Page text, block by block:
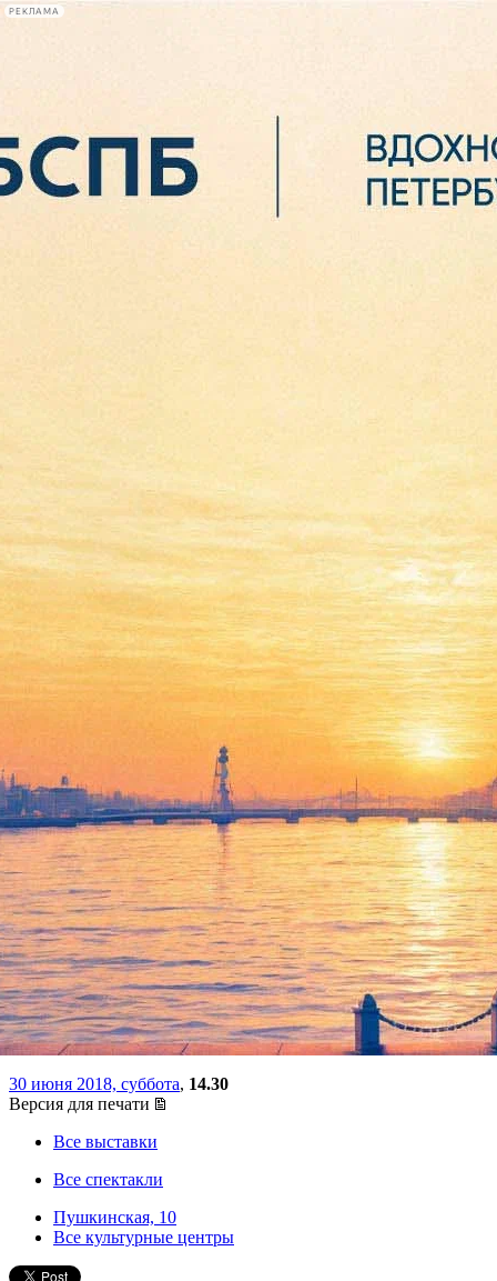
РЕКЛАМА
Сегодня:
2026.08.06
«Пушкинская, 10» отметит
день рождения бесплатными
вернисажами и
перформансом АХЕ
30 июня 2018, суббота, 14.30
Версия для печати
Все выставки
Все спектакли
Пушкинская, 10
Все культурные центры